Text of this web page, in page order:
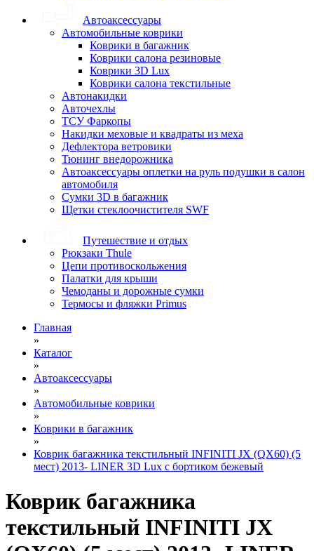
Автоаксессуары
Автомобильные коврики
Коврики в багажник
Коврики салона резиновые
Коврики 3D Lux
Коврики салона текстильные
Автонакидки
Авточехлы
ТСУ Фаркопы
Накидки меховые и квадраты из меха
Дефлектора ветровики
Тюнинг внедорожника
Автоаксессуары оплетки на руль подушки в салон
автомобиля
Сумки 3D в багажник
Щетки стеклоочистителя SWF
Путешествие и отдых
Рюкзаки Thule
Цепи противоскольжения
Палатки для крыши
Чемоданы и дорожные сумки
Термосы и фляжки Primus
Главная
»
Каталог
»
Автоаксессуары
»
Автомобильные коврики
»
Коврики в багажник
»
Коврик багажника текстильный INFINITI JX (QX60) (5
мест) 2013- LINER 3D Lux с бортиком бежевый
Коврик багажника
текстильный INFINITI JX